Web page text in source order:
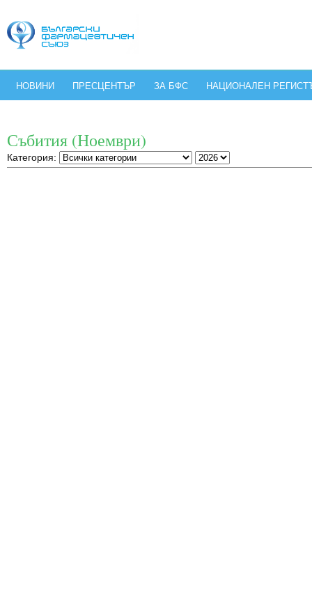
НОВИНИ ПРЕСЦЕНТЪР ЗА БФС НАЦИОНАЛЕН
Събития (Ноември)
Категория: